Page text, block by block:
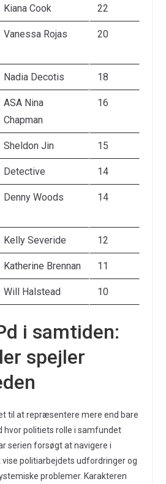
Kiana Cook 22
Vanessa Rojas 20
Nadia Decotis 18
ASA Nina
Chapman
16
Sheldon Jin 15
Detective 14
Denny Woods 14
Kelly Severide 12
Katherine Brennan 11
Will Halstead 10
i samtiden:
spejler
til at repræsentere mere end bare
hvor politiets rolle i samfundet
serien forsøgt at navigere i
politiarbejdets udfordringer og
problemer. Karakteren